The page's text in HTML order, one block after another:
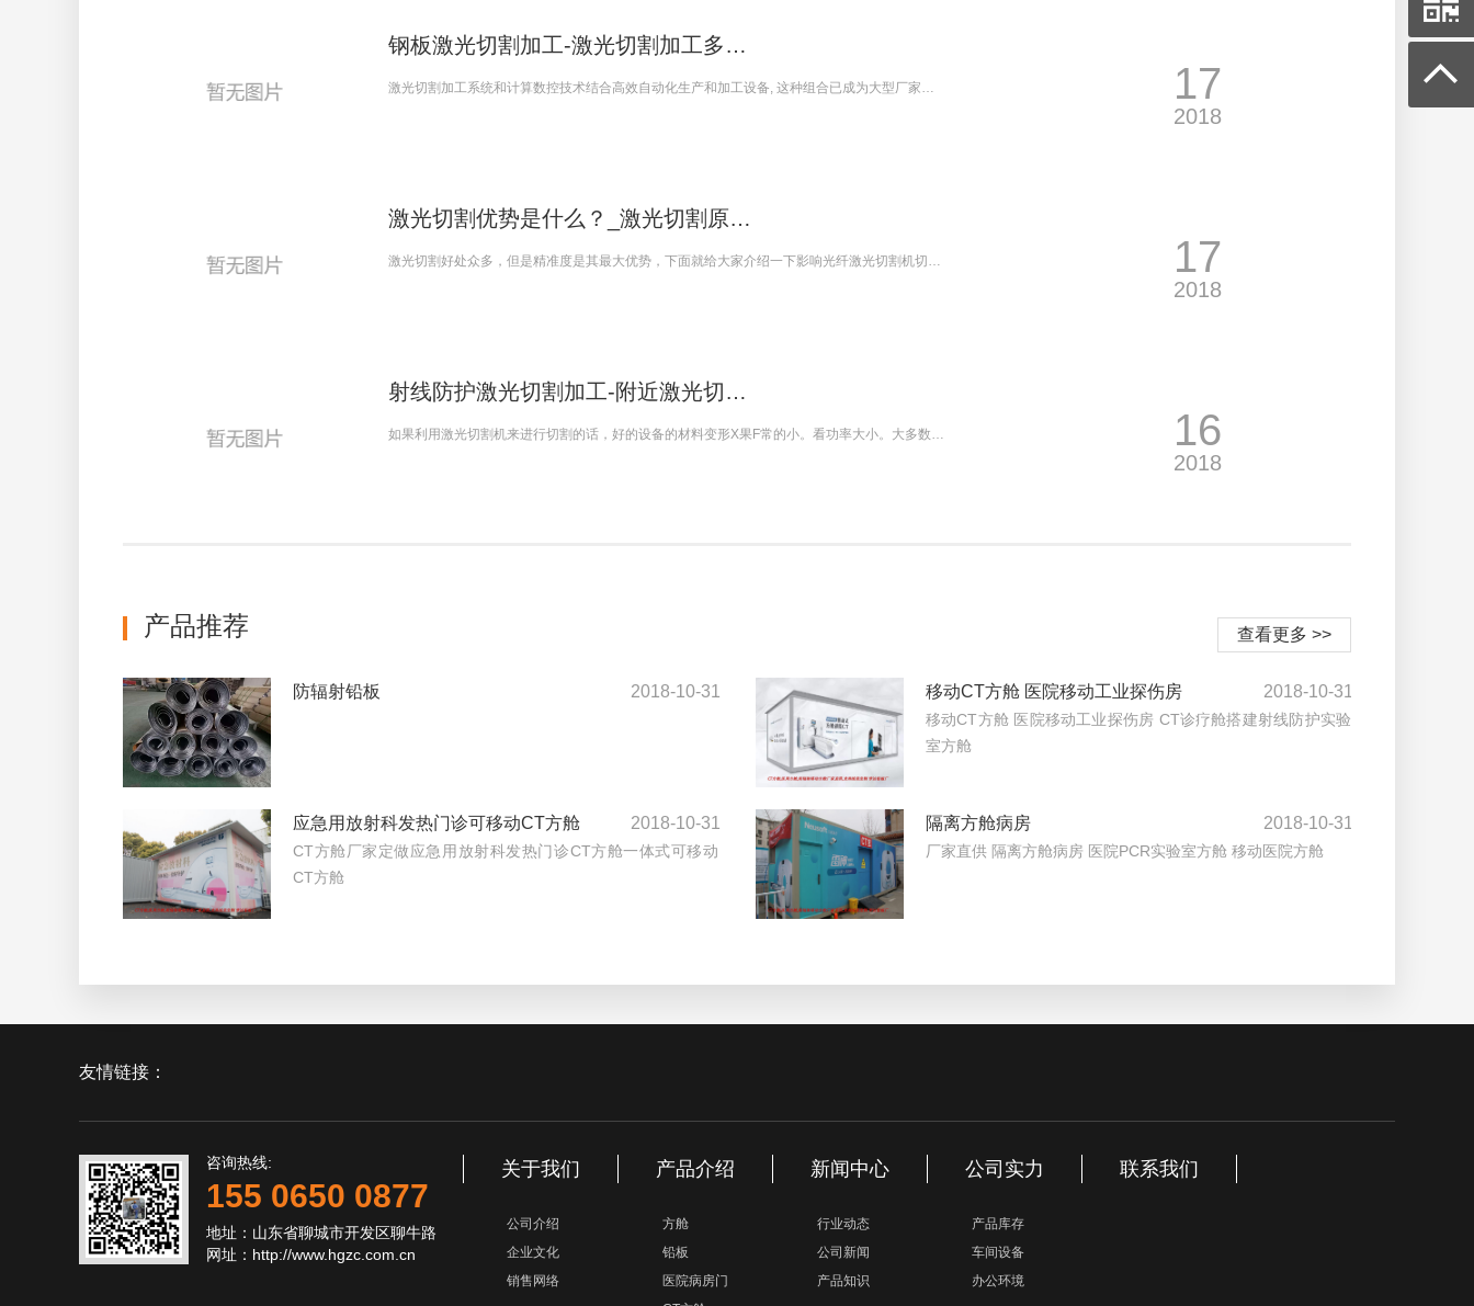
17
2018
钢板激光切割加工-激光切割加工多…
激光切割加工系统和计算数控技术结合高效自动化生产和加工设备, 这种组合已成为大型厂家…
17
2018
激光切割优势是什么？_激光切割原…
激光切割好处众多，但是精准度是其最大优势，下面就给大家介绍一下影响光纤激光切割机切…
16
2018
射线防护激光切割加工-附近激光切…
如果利用激光切割机来进行切割的话，好的设备的材料变形X果F常的小。看功率大小。大多数…
查看更多 >>
产品推荐
防辐射铅板 2018-10-31 移动CT方舱 医院移动工业探伤房 2018-10-31
移动CT方舱 医院移动工业探伤房 CT诊疗舱搭建射线防护实验
室方舱
应急用放射科发热门诊可移动CT方舱 2018-10-31
CT方舱厂家定做应急用放射科发热门诊CT方舱一体式可移动
CT方舱
隔离方舱病房 2018-10-31
厂家直供 隔离方舱病房 医院PCR实验室方舱 移动医院方舱
友情链接：
咨询热线:
155 0650 0877
地址：山东省聊城市开发区聊牛路
网址：http://www.hgzc.com.cn
关于我们
公司介绍
企业文化
销售网络
产品介绍
方舱
铅板
医院病房门
新闻中心
行业动态
公司新闻
产品知识
公司实力
产品库存
车间设备
办公环境
联系我们